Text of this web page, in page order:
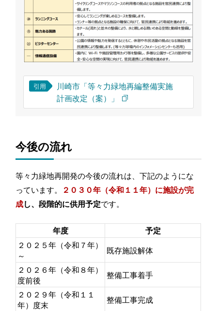
引用
川崎市「等々力緑地再編整備実施
計画改定（案）」
今後の流れ
等々力緑地再開発の今後の流れは、下記のようにな
っています。
２０３０年（令和１１年）に施設が完
成し、段階的に供用予定です。
年度 予定
２０２５年（令和７年）
～
既存施設解体
２０２６年（令和８年）
度前後
整備工事着手
２０２９年（令和１１
年）度末
整備工事完成